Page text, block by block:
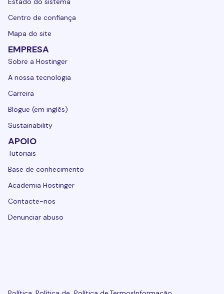
Centro de confiança
Mapa do site
EMPRESA
Sobre a Hostinger
A nossa tecnologia
Carreira
Blogue (em inglês)
Sustainability
APOIO
Tutoriais
Base de conhecimento
Academia Hostinger
Contacte-nos
Denunciar abuso